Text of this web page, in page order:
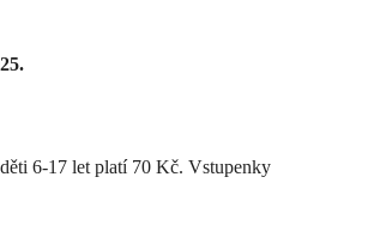
6-17 let platí 70 Kč. Vstupenky